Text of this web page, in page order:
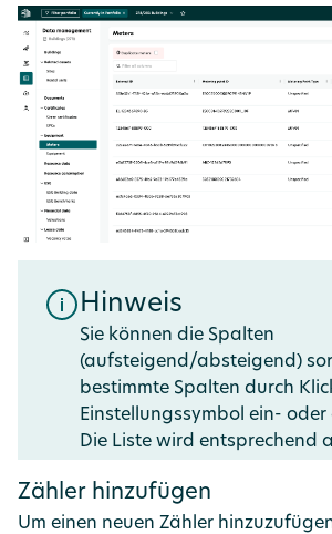
Hinweis
Sie können die Spalten
(aufsteigend/absteigend)
bestimmte Spalten durch
Einstellungssymbol ein-
Die Liste wird entsprechend
Zähler hinzufügen
Um einen neuen Zähler